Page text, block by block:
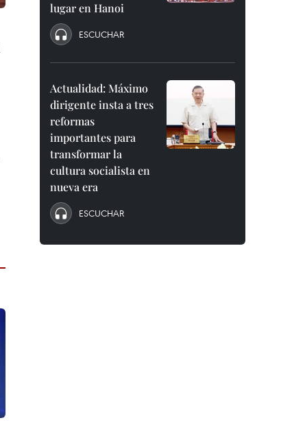
lugar en Hanoi
ESCUCHAR
Actualidad: Máximo
dirigente insta a tres
reformas
importantes para
transformar la
cultura socialista en
nueva era
ESCUCHAR